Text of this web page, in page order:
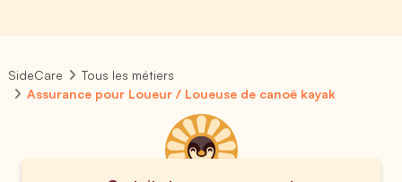
SideCare
Tous les métiers
Assurance pour Loueur / Loueuse de canoë kayak